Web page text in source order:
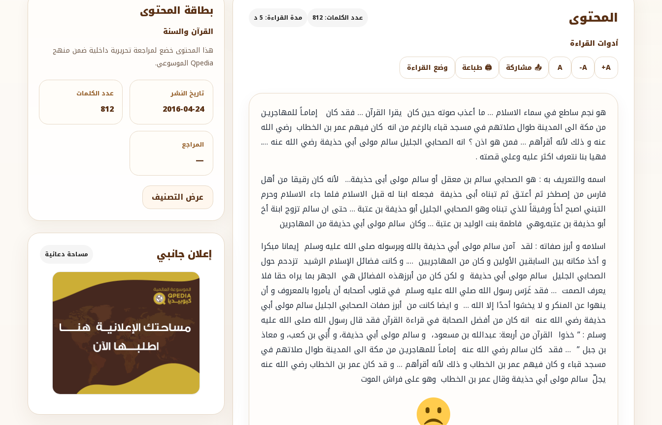
بطاقة المحتوى
القرآن والسنة
هذا المحتوى خضع لمراجعة تحريرية داخلية ضمن منهج
Qpedia الموسوعي.
تاريخ النشر
2016-04-24
عدد الكلمات
812
المراجع
—
عرض التصنيف
إعلان جانبي مساحة دعائية
المحتوى عدد الكلمات: 812 مدة القراءة: 5 د
أدوات القراءة
A+
A-
A 📤 مشاركة 🖨️ طباعة وضع القراءة
هو نجم ساطع في سماء الاسلام … ما أعذب صوته حين كان يقرا القرآن … فقد كان إمامـاً للمهاجريـن
من مكة الى المدينة طوال صلاتهم في مسجد قباء بالرغم من انه كان فيهم عمر بن الخطاب رضي الله
عنه و ذلك لأنه أقرأهم … فمن هو اذن ؟ انه الصحابي الجليل سالم مولى أبي حذيفة رضي الله عنه ….
فهيا بنا نتعرف اكثر عليه وعلي قصته .
اسمه والتعريف به : هو الصحابي سالم بن معقل أو سالم مولى أبى حذيفة… لأنه كان رقيقا من أهل
فارس من إصطخر ثم أعتـق ثم تبناه أبى حذيفة فجعله ابنا له قبل الاسلام فلما جاء الاسلام وحرم
التبني اصبح أخاً ورفيقاً للذي تبناه وهو الصحابي الجليل أبو حذيفة بن عتبة … حتى ان سالم تزوج ابنة أخ
أبو حذيفة بن عتبه,وهي فاطمة بنت الوليد بن عتبة … وكان سالم مولى أبي حذيفة من المهاجرين
اسلامه و أبرز صفاته : لقد آمن سالم مولى أبي حذيفة بالله وبرسوله صلى الله عليه وسلم إيمانا مبكرا
و أخذ مكانه بين السابقين الأولين و كان من المهاجريين …. و كانت فضائل الإسلام الرشيد تزدحم حول
الصحابي الجليل سالم مولى أبي حذيفة و لكن كان من أبرزهذه الفضائل هي الجهر بما يراه حقا فلا
يعرف الصمت … فقد غَرَس رسول الله صلي الله عليه وسلم في قلوب أصحابه أن يأمروا بالمعروف و أن
ينهوا عن المنكر و لا يخشوا أحدًا إلا الله … و ايضا كانت من أبرز صفات الصحابي الجليل سالم مولى أبي
حذيفة رضي الله عنه انه كان من أفضل الصحابة في قراءة القرآن فقد قال رسول الله صلى الله عليه
وسلم : ” خذوا القرآن من أربعة: عبدالله بن مسعود، و سالم مولى أبي حذيفة، و أُبَي بن كعب، و معاذ
بن جبل ” … فقد كان سالم رضي الله عنه إمامـاً للمهاجريـن من مكة الى المدينة طوال صلاتهم في
مسجد قباء و كان فيهم عمر بن الخطاب و ذلك لأنه أقرأهم … و قد كان عمر بن الخطاب رضي الله عنه
يجلّ سالم مولى أبي حذيفة وقال عمر بن الخطاب وهو على فراش الموت